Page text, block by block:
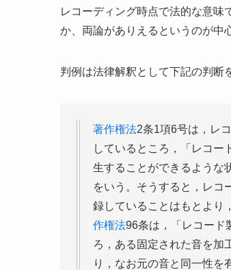
レコーディング時点で法的な意味
か、両論がありえるというのが中
判例は法律解釈として下記の判断
著作権法2条1項6号は，レ
しているところ，「レコ
生することができるような
をいう。そうすると，レコ
録していることはもとより
作権法96条は，「レコード
ろ，ある固定された音を加
り，なお元の音と同一性を